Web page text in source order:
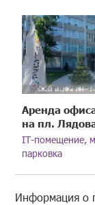
Аренда
на пл.
IT-помещение,
парковка
Информация о